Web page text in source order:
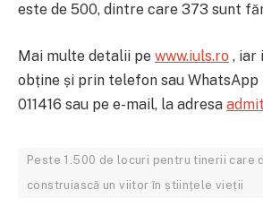
este de 500, dintre care 373 sunt
Mai multe detalii pe www.iuls.ro , iar
obține și prin telefon sau
011416 sau pe e-mail, la adresa
Peste 1.500 de locuri pentru tinerii care
construiască un viitor în științele vieții